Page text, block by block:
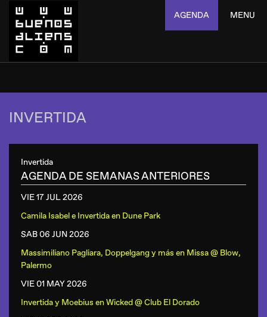
AGENDA MENU
INVERTIDA
Invertida
AGENDA DE SEMANAS ANTERIORES
VIE 17 JUL2026
Camila Isabel e Invertidaen Dune Park
SAB 06 JUN2026
Massimiliano Pagliara, Doppelgang y más en Missa @ Blow,
Palermo
VIE 01 MAY2026
Invertida y Moebius enWicked @ Club El Dorado